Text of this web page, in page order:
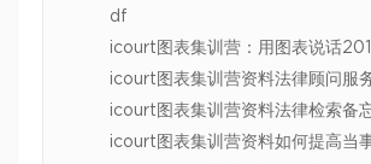
df
icourt图表集训营：用图表说话
icourt图表集训营资料法律顾问服
icourt图表集训营资料法律检索备
icourt图表集训营资料如何提高当